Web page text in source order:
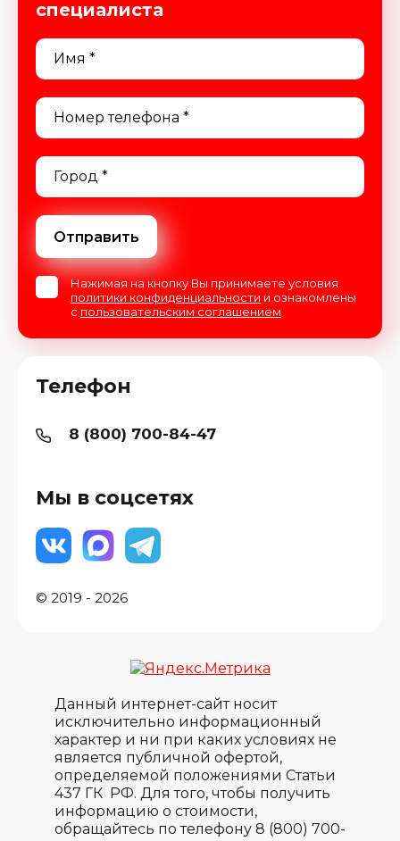
© 2019 - 2026
Телефон
8 (800) 700-84-47
Мы в соцсетях
специалиста
Нажимая на кнопку Вы принимаете условия
политики конфиденциальности и ознакомлены
с пользовательским соглашением
Отправить
Данный интернет-сайт носит
исключительно информационный
характер и ни при каких условиях не
является публичной офертой,
определяемой положениями Статьи
437 ГК РФ. Для того, чтобы получить
информацию о стоимости,
обращайтесь по телефону 8 (800) 700-